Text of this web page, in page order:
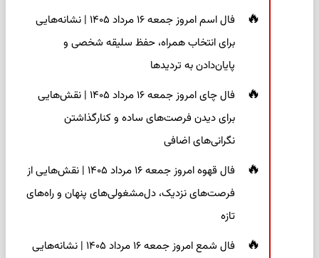
فال اسم امروز جمعه ۱۶ مرداد ۱۴۰۵ | نشانه‌هایی
برای انتخاب همراه، حفظ سلیقه شخصی و
پایان‌دادن به تردیدها
فال چای امروز جمعه ۱۶ مرداد ۱۴۰۵ | نقش‌هایی
برای دیدن فرصت‌های ساده و کنارگذاشتن
نگرانی‌های اضافی
فال قهوه امروز جمعه ۱۶ مرداد ۱۴۰۵ | نقش‌هایی از
فرصت‌های نزدیک، دل‌مشغولی‌های پنهان و راه‌های
تازه
فال شمع امروز جمعه ۱۶ مرداد ۱۴۰۵ | نشانه‌هایی